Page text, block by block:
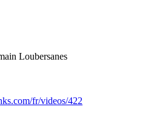
Loubersanes
fr/videos/422